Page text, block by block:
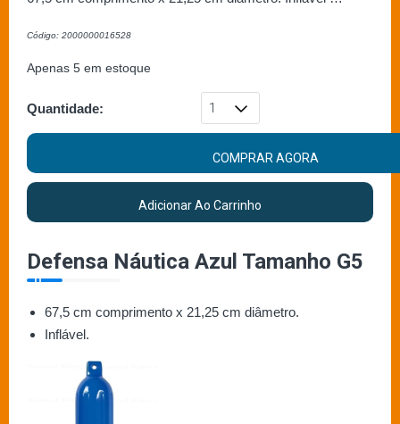
Código: 2000000016528
Apenas 5 em estoque
Quantidade:
COMPRAR AGORA
Adicionar Ao Carrinho
Defensa Náutica Azul Tamanho G5
67,5 cm comprimento x 21,25 cm diâmetro.
Inflável.